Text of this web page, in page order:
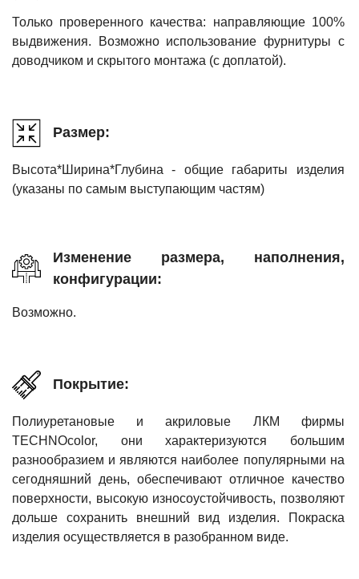
Только проверенного качества: направляющие 100%
выдвижения. Возможно использование фурнитуры с
доводчиком и скрытого монтажа (с доплатой).
Размер:
Высота*Ширина*Глубина - общие габариты изделия
(указаны по самым выступающим частям)
Изменение размера, наполнения,
конфигурации:
Возможно.
Покрытие:
Полиуретановые и акриловые ЛКМ фирмы
TECHNOcolor, они характеризуются большим
разнообразием и являются наиболее популярными на
сегодняшний день, обеспечивают отличное качество
поверхности, высокую износоустойчивость, позволяют
дольше сохранить внешний вид изделия. Покраска
изделия осуществляется в разобранном виде.